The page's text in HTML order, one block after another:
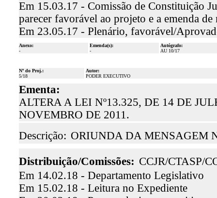
Em 15.03.17 - Comissão de Constituição
parecer favorável ao projeto e a emenda
Em 23.05.17 - Plenário, favorável/
Anexo:
-
Emenda(s):
-
Autógrafo:
AU 10/17
Nº do Proj.:
5/18
Autor:
PODER EXECUTIVO
Ementa:
ALTERA A LEI Nº13.325, DE 14 DE
NOVEMBRO DE 2011.
Descrição: ORIUNDA DA MENSAGEM
Distribuição/Comissões: CCJR/CTASP/
Em 14.02.18 - Departamento Legislativo
Em 15.02.18 - Leitura no Expediente